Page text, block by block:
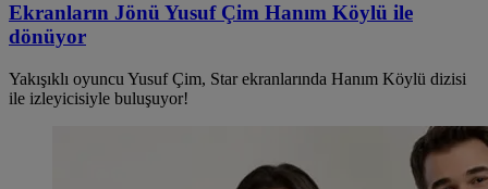
Ekranların Jönü Yusuf Çim Hanım Köylü ile
dönüyor
Yakışıklı oyuncu Yusuf Çim, Star ekranlarında Hanım Köylü dizisi
ile izleyicisiyle buluşuyor!